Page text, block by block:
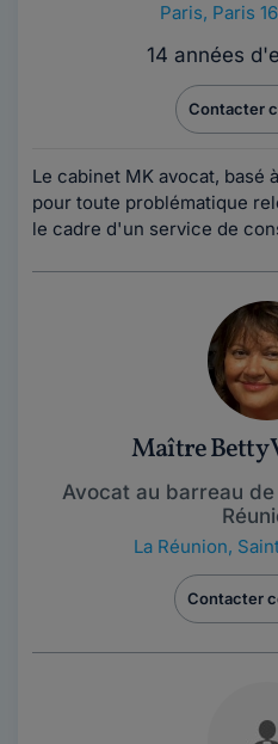
Paris, Paris
14 années
Contacter
Le cabinet MK avocat, basé
pour toute problématique
le cadre d'un service de
Maître Betty
Avocat au barreau
La Réunion,
Contacter